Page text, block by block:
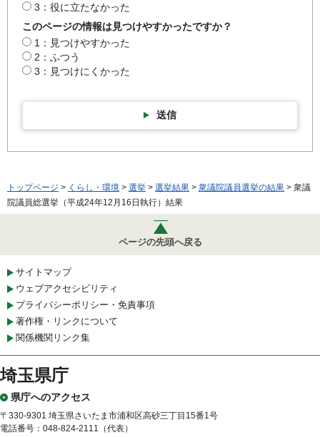
3：役に立たなかった
このページの情報は見つけやすかったですか？
1：見つけやすかった
2：ふつう
3：見つけにくかった
送信
トップページ > くらし・環境 > 選挙 > 選挙結果 > 衆議院議員選挙の結果 > 衆議
院議員総選挙（平成24年12月16日執行）結果
ページの先頭へ戻る
サイトマップ
ウェブアクセシビリティ
プライバシーポリシー・免責事項
著作権・リンクについて
関係機関リンク集
埼玉県庁
県庁へのアクセス
〒330-9301 埼玉県さいたま市浦和区高砂三丁目15番1号
電話番号：048-824-2111（代表）